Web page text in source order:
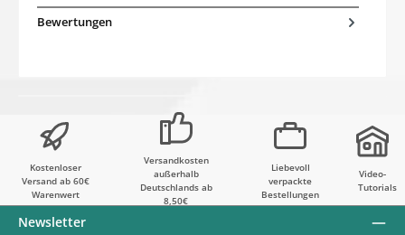
Bewertungen
Kostenloser
Versand ab 60€
Warenwert
Versandkosten
außerhalb
Deutschlands ab
8,50€
Liebevoll
verpackte
Bestellungen
Video-
Tutorials
Newsletter